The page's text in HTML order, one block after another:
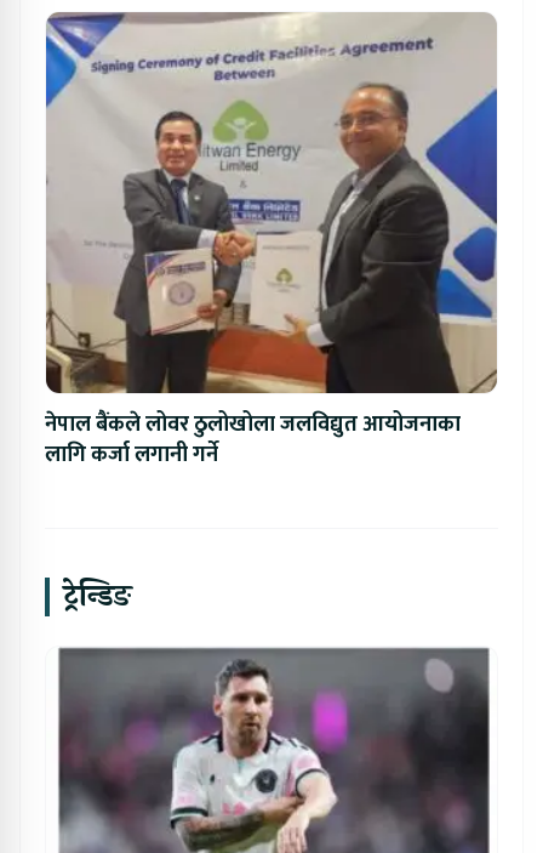
नेपाल बैंकले लोवर ठुलोखोला जलविद्युत आयोजनाका
लागि कर्जा लगानी गर्ने
ट्रेन्डिङ